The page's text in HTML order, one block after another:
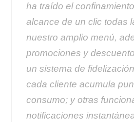
ha traído el
alcance de un clic todas
nuestro amplio menú,
promociones y
un sistema de
cada cliente acumula
consumo; y otras
notificaciones